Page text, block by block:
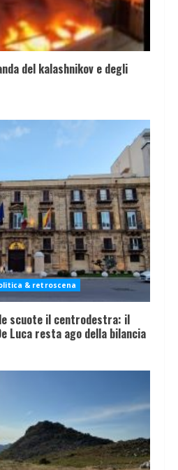
del kalashnikov e degli
& retroscena
scuote il centrodestra: il
Luca resta ago della bilancia